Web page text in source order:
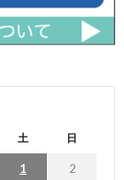
土 日
1 2